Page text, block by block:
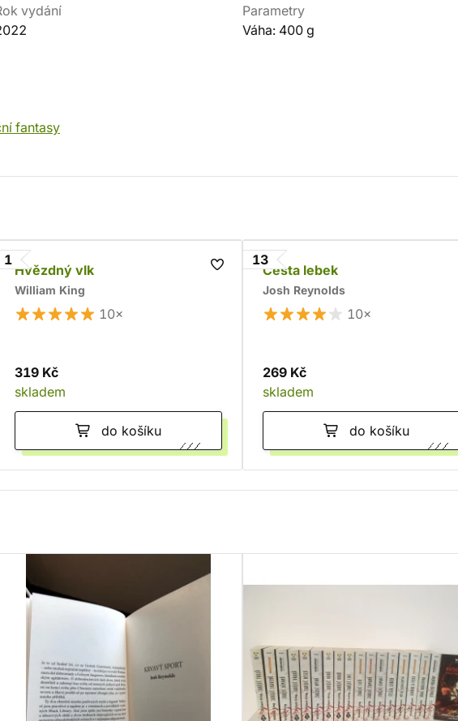
vydání
Parametry
Váha: 400 g
fantasy
1
Hvězdný vlk
William King
10×
319 Kč
skladem
do košíku
13
Cesta lebek
Josh Reynolds
10×
269 Kč
skladem
do košíku